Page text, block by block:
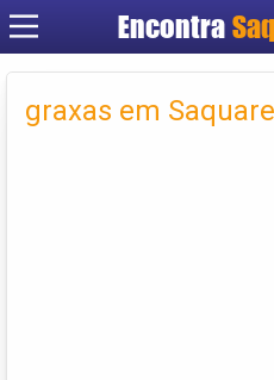
Encontra
graxas em